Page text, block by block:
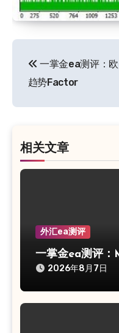
章
导
一掌金ea测评：
趋势Factor
相关文章
外汇ea测评
一掌金ea测评
2026年8月7日